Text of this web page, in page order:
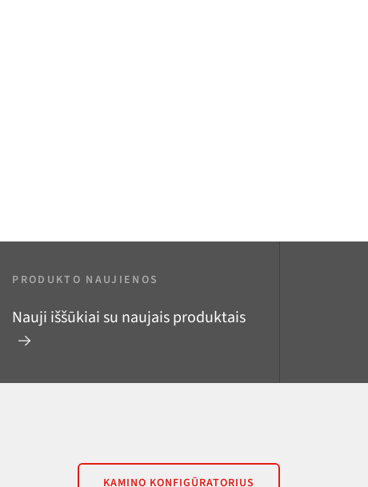
PRODUKTO NAUJIENOS
Nauji iššūkiai su naujais produktais
KAMINO KONFIGŪRATORIUS